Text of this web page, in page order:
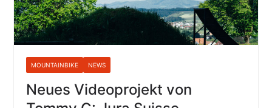
MOUNTAINBIKE NEWS
Neues Videoprojekt von